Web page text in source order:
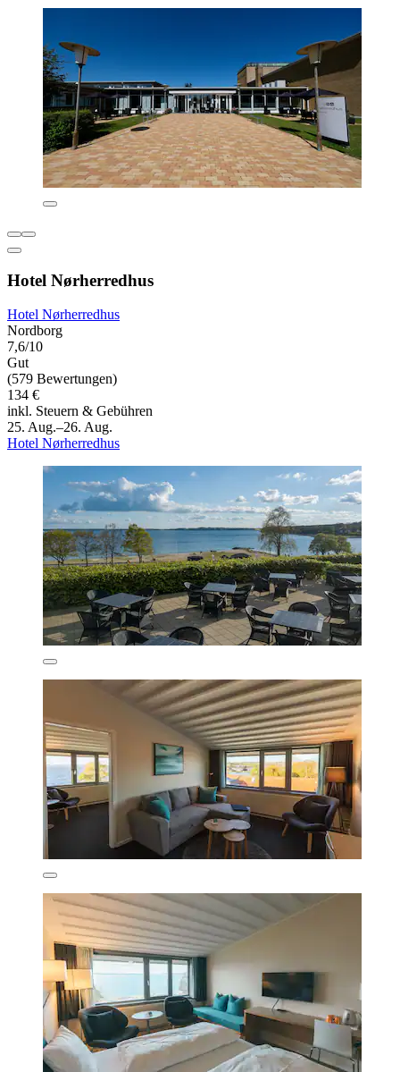
Hotel Nørherredhus
Hotel Nørherredhus
Nordborg
7,6/10
Gut
(579 Bewertungen)
134 €
inkl. Steuern & Gebühren
25. Aug.–26. Aug.
Hotel Nørherredhus